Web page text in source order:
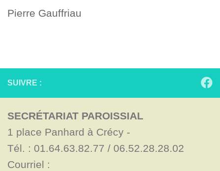
Pierre Gauffriau
SUIVRE :
SECRÉTARIAT PAROISSIAL
1 place Panhard à Crécy -
Tél. : 01.64.63.82.77 / 06.52.28.28.02
Courriel :